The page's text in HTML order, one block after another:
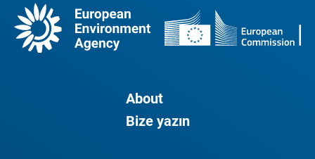
About
Bize yazın